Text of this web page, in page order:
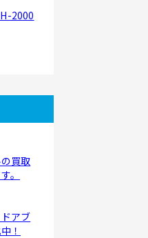
2000
買取
。
アブ
！